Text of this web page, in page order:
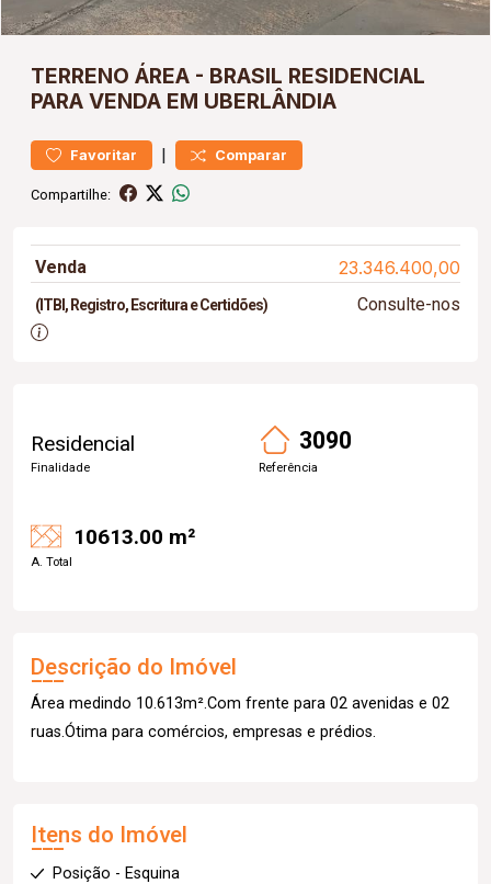
TERRENO ÁREA - BRASIL RESIDENCIAL
PARA VENDA EM UBERLÂNDIA
Favoritar | Comparar
Compartilhe:
Venda 23.346.400,00
(ITBI, Registro, Escritura e Certidões) Consulte-nos
Residencial
Finalidade
3090
Referência
10613.00 m²
A. Total
Descrição do Imóvel
Área medindo 10.613m².Com frente para 02 avenidas e 02
ruas.Ótima para comércios, empresas e prédios.
Itens do Imóvel
Posição - Esquina